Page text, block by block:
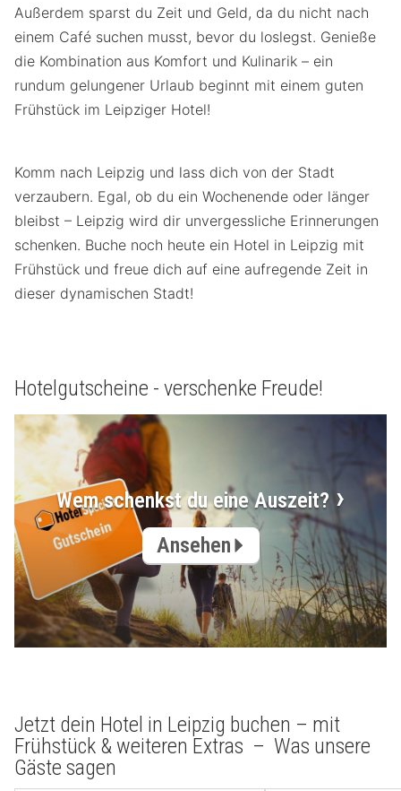
Außerdem sparst du Zeit und Geld, da du nicht nach
einem Café suchen musst, bevor du loslegst. Genieße
die Kombination aus Komfort und Kulinarik – ein
rundum gelungener Urlaub beginnt mit einem guten
Frühstück im Leipziger Hotel!
Komm nach Leipzig und lass dich von der Stadt
verzaubern. Egal, ob du ein Wochenende oder länger
bleibst – Leipzig wird dir unvergessliche Erinnerungen
schenken. Buche noch heute ein Hotel in Leipzig mit
Frühstück und freue dich auf eine aufregende Zeit in
dieser dynamischen Stadt!
Hotelgutscheine - verschenke Freude!
Wem schenkst du eine Auszeit?
Ansehen
Jetzt dein Hotel in Leipzig buchen – mit
Frühstück & weiteren Extras – Was unsere
Gäste sagen